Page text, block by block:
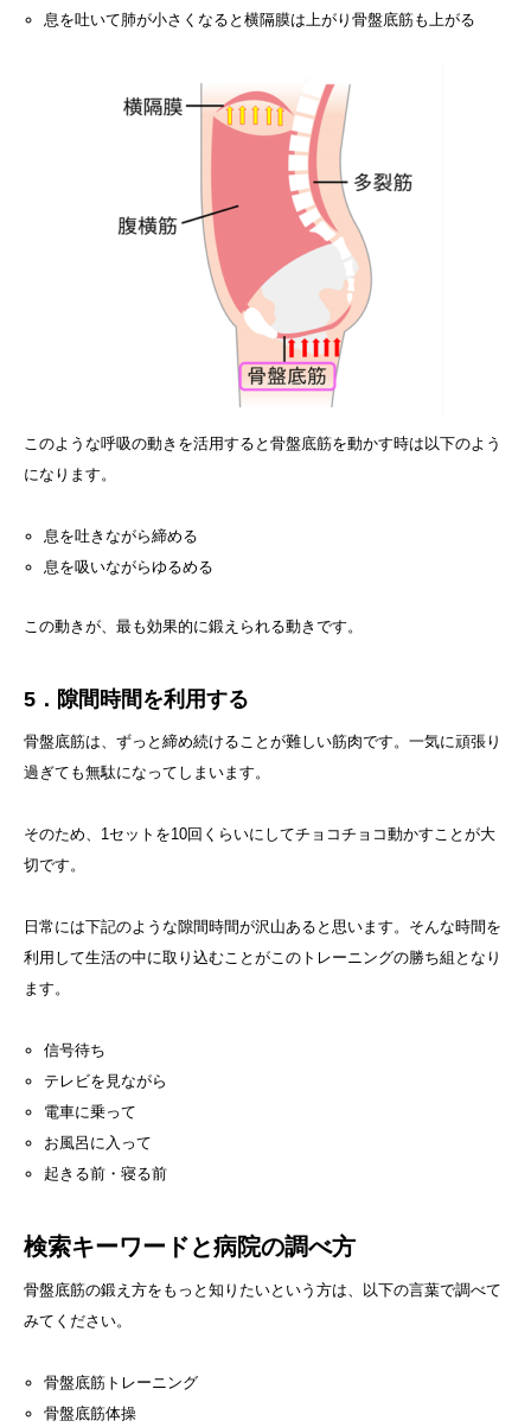
息を吐いて肺が小さくなると横隔膜は上がり骨盤底筋も上がる
このような呼吸の動きを活用すると骨盤底筋を動かす時は以下のよう
になります。
息を吐きながら締める
息を吸いながらゆるめる
この動きが、最も効果的に鍛えられる動きです。
5．隙間時間を利用する
骨盤底筋は、ずっと締め続けることが難しい筋肉です。一気に頑張り
過ぎても無駄になってしまいます。
そのため、1セットを10回くらいにしてチョコチョコ動かすことが大
切です。
日常には下記のような隙間時間が沢山あると思います。そんな時間を
利用して生活の中に取り込むことがこのトレーニングの勝ち組となり
ます。
信号待ち
テレビを見ながら
電車に乗って
お風呂に入って
起きる前・寝る前
検索キーワードと病院の調べ方
骨盤底筋の鍛え方をもっと知りたいという方は、以下の言葉で調べて
みてください。
骨盤底筋トレーニング
骨盤底筋体操